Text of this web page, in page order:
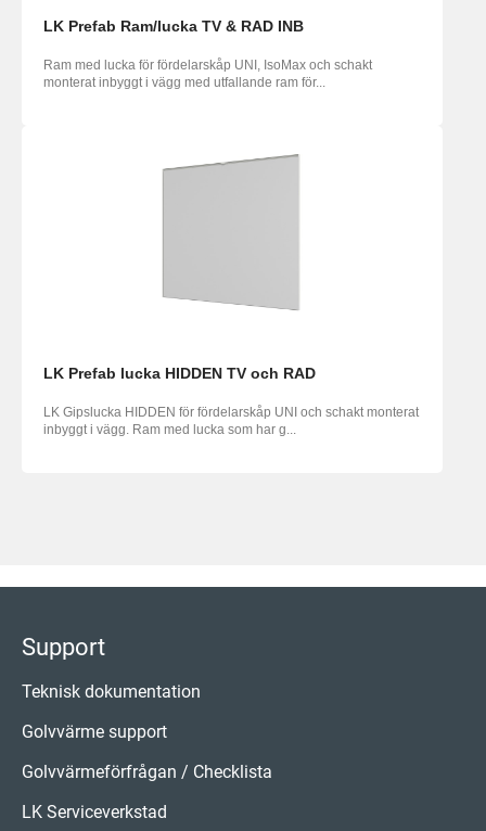
LK Prefab Ram/lucka TV & RAD INB
Ram med lucka för fördelarskåp UNI, IsoMax och schakt
monterat inbyggt i vägg med utfallande ram för...
LK Prefab lucka HIDDEN TV och RAD
LK Gipslucka HIDDEN för fördelarskåp UNI och schakt monterat
inbyggt i vägg. Ram med lucka som har g...
Support
Teknisk dokumentation
Golvvärme support
Golvvärmeförfrågan / Checklista
LK Serviceverkstad